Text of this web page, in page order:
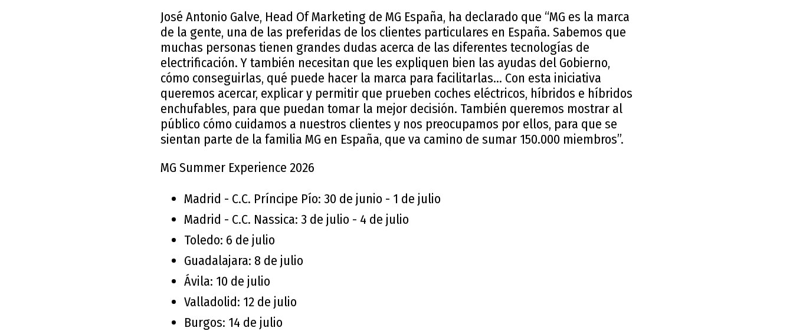
José Antonio Galve, Head Of Marketing de MG España, ha declarado que “MG es la marca
de la gente, una de las preferidas de los clientes particulares en España. Sabemos que
muchas personas tienen grandes dudas acerca de las diferentes tecnologías de
electrificación. Y también necesitan que les expliquen bien las ayudas del Gobierno,
cómo conseguirlas, qué puede hacer la marca para facilitarlas… Con esta iniciativa
queremos acercar, explicar y permitir que prueben coches eléctricos, híbridos e híbridos
enchufables, para que puedan tomar la mejor decisión. También queremos mostrar al
público cómo cuidamos a nuestros clientes y nos preocupamos por ellos, para que se
sientan parte de la familia MG en España, que va camino de sumar 150.000 miembros”.
MG Summer Experience 2026
Madrid - C.C. Príncipe Pío: 30 de junio - 1 de julio
Madrid - C.C. Nassica: 3 de julio - 4 de julio
Toledo: 6 de julio
Guadalajara: 8 de julio
Ávila: 10 de julio
Valladolid: 12 de julio
Burgos: 14 de julio